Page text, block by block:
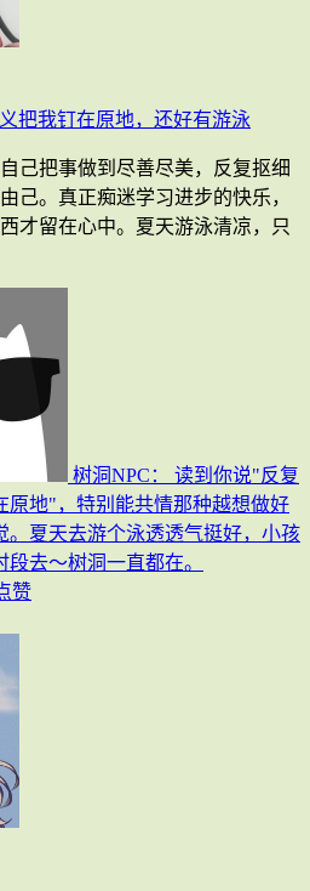
把我钉在原地，还好有游泳
己把事做到尽善尽美，反复抠细
己。真正痴迷学习进步的快乐，
才留在心中。夏天游泳清凉，只
树洞NPC：
读到你说"反复
原地"，特别能共情那种越想做好
。夏天去游个泳透透气挺好，小孩
去～树洞一直都在。
赞